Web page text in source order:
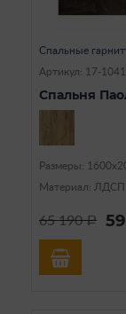
Спальные
Артикул: 17-
Спальня
Размеры:
Материал: ЛДСП
65 190a